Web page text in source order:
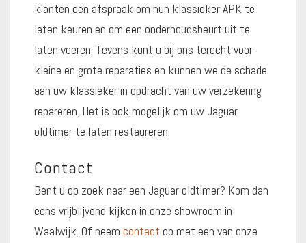
klanten een afspraak om hun klassieker APK te
laten keuren en om een onderhoudsbeurt uit te
laten voeren. Tevens kunt u bij ons terecht voor
kleine en grote reparaties en kunnen we de schade
aan uw klassieker in opdracht van uw verzekering
repareren. Het is ook mogelijk om uw Jaguar
oldtimer te laten restaureren.
Contact
Bent u op zoek naar een Jaguar oldtimer? Kom dan
eens vrijblijvend kijken in onze showroom in
Waalwijk. Of neem contact op met een van onze